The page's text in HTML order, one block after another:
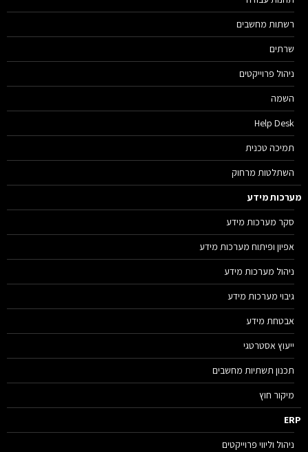
רשתות מחשבים
שרתים
ניהול פרוייקטים
השמה
Help Desk
תמיכה טכנית
השתלטות מרחוק
מידע
סקר מערכות מידע
אפיון ופיתוח מערכות מידע
ניהול מערכות מידע
גיבוי מערכות מידע
אבטחת מידע
ייעוץ אסטרטגי
תכנון תשתיות מחשבים
מיקור חוץ
ניהול וליווי פרוייקטים